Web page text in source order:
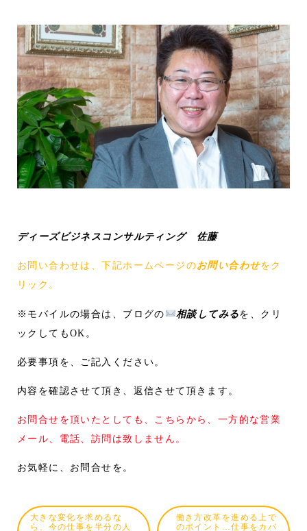
ディーズビジネスコンサルティング 佐藤
お問い合わせは、下記ホームページのお問い合わせをク
リック。
※モバイルの場合は、ブログの 相談してみるを、クリ
ックしてもOK。
必要事項を、ご記入ください。
内容を確認させて頂き、返信させて頂きます。
お問合せを頂いたとしても、こちらから、一方的な営業
メール、電話、訪問は致しません。
お気軽に、お問合せを。
大きな変化を求めるな
ら、今の仕事を半分の人
働き方改革を進める上で
のポイント…仕事をカバ